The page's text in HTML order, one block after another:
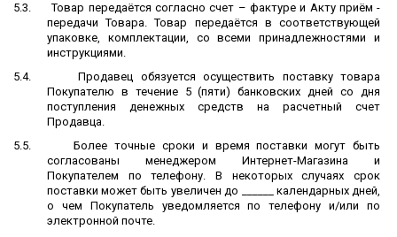
5.3.
Товар передаётся согласно счет – фактуре и Акту приём -
передачи Товара. Товар передаётся в соответствующей
упаковке, комплектации, со всеми принадлежностями и
инструкциями.
5.4.
Продавец обязуется осуществить поставку товара
Покупателю в течение 5 (пяти) банковских дней со дня
поступления денежных средств на расчетный счет
Продавца.
5.5.
Более точные сроки и время поставки могут быть
согласованы менеджером Интернет-Магазина и
Покупателем по телефону. В некоторых случаях срок
поставки может быть увеличен до ______ календарных дней,
о чем Покупатель уведомляется по телефону и/или по
электронной почте.